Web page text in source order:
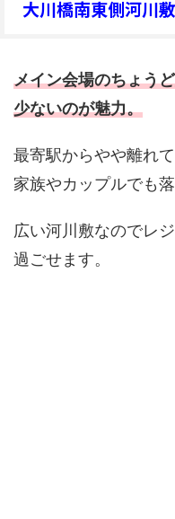
大川橋南東側河川敷
メイン会場のちょう
少ないのが魅力。
最寄駅からやや離れ
家族やカップルでも
広い河川敷なのでレ
過ごせます。